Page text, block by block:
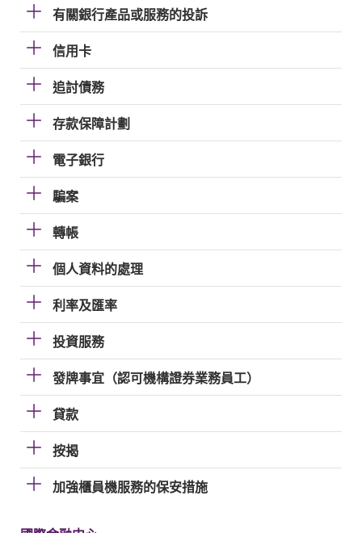
有關銀行產品或服務的投訴
信用卡
追討債務
存款保障計劃
電子銀行
騙案
轉帳
個人資料的處理
利率及匯率
投資服務
發牌事宜（認可機構證券業務員工）
貸款
按揭
加強櫃員機服務的保安措施